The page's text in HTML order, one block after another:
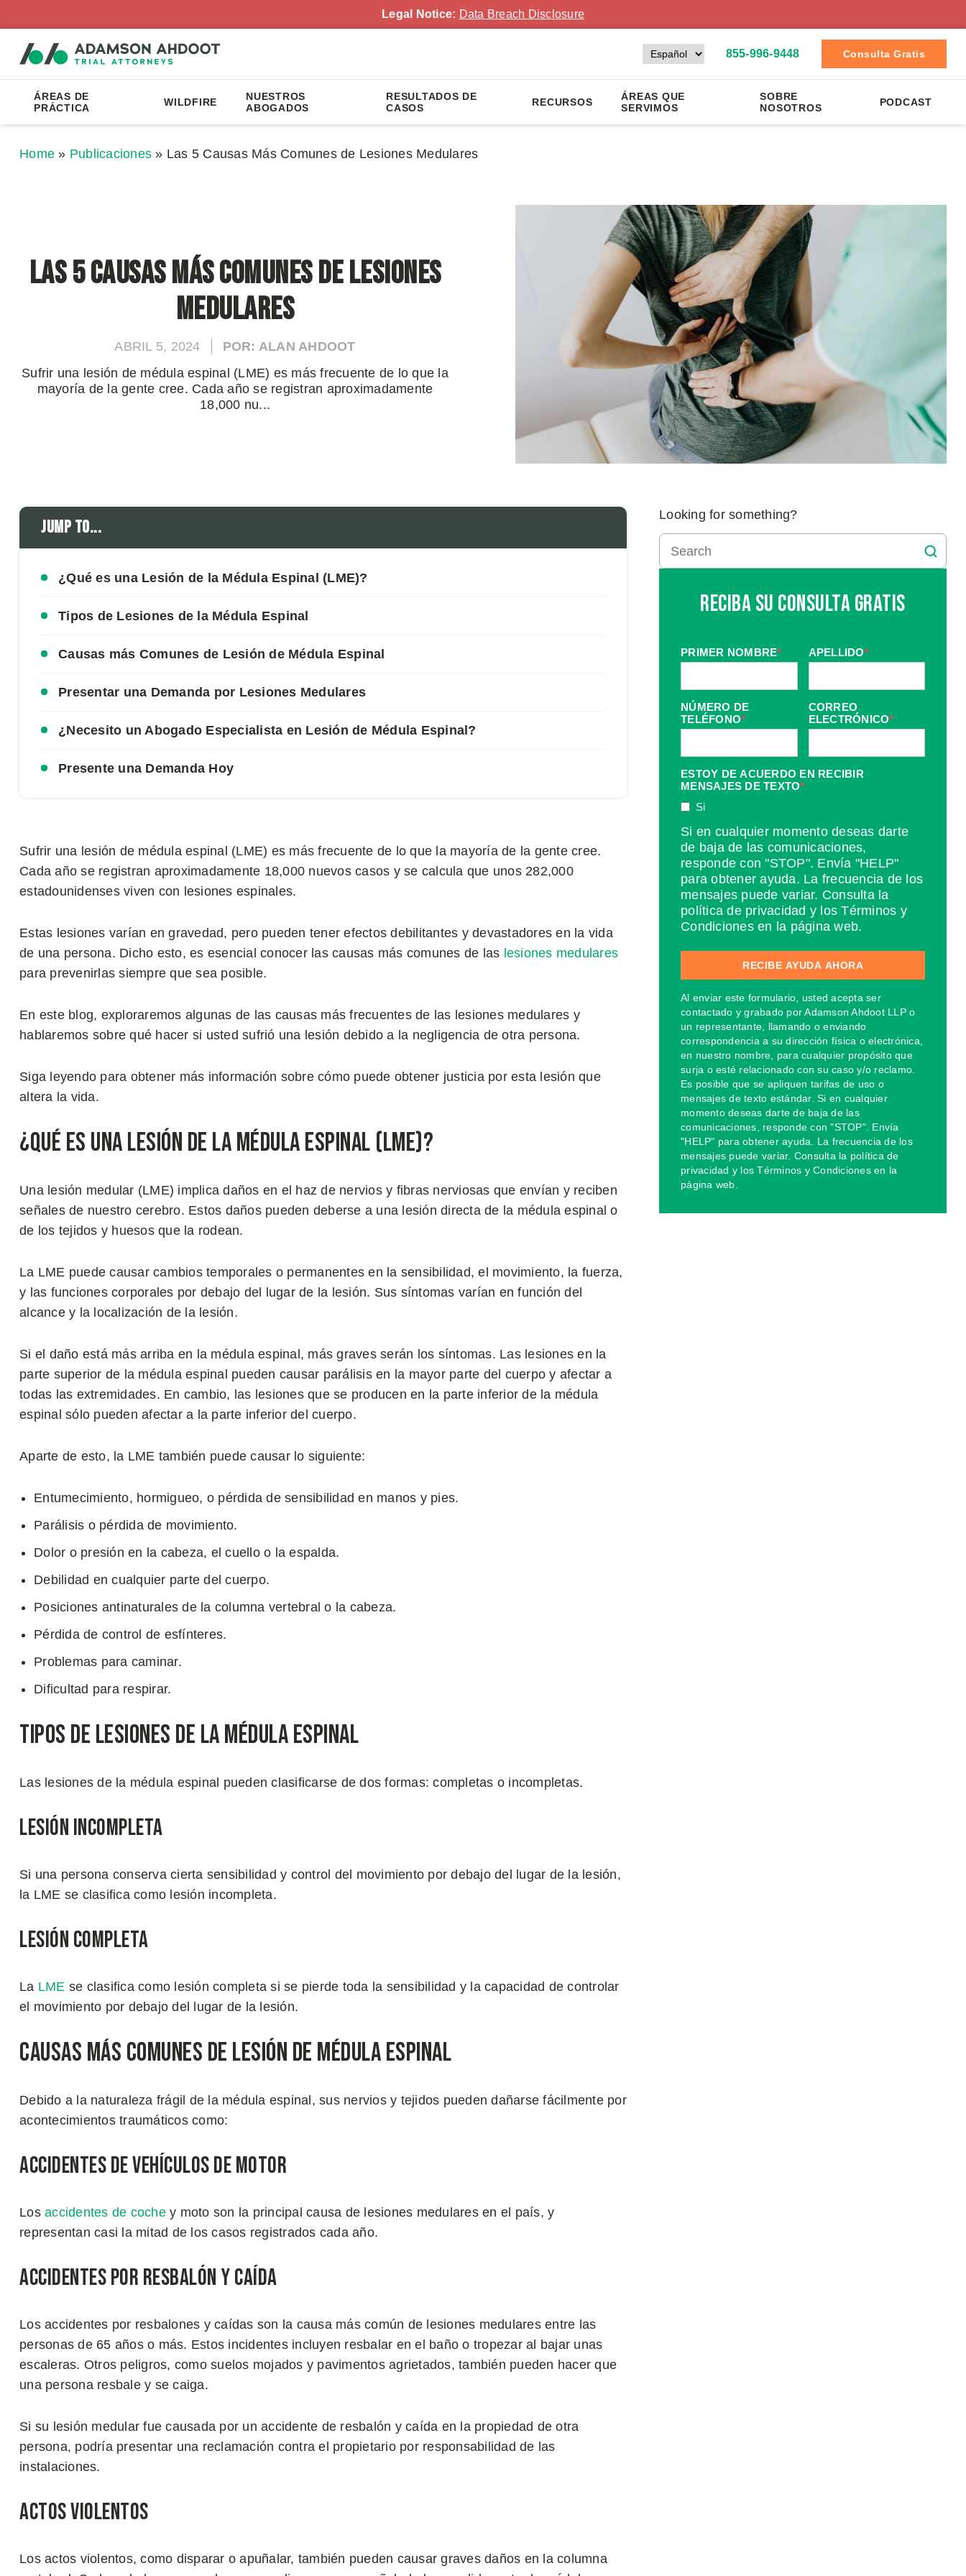
Legal Notice: Data Breach Disclosure
855-996-9448 Consulta Gratis
ÁREAS DE
PRÁCTICA
WILDFIRE
NUESTROS
ABOGADOS
RESULTADOS DE
CASOS
RECURSOS
ÁREAS QUE
SERVIMOS
SOBRE
NOSOTROS
PODCAST
Home » Publicaciones » Las 5 Causas Más Comunes de Lesiones Medulares
Las 5 Causas Más Comunes de Lesiones
Medulares
ABRIL 5, 2024
POR: ALAN AHDOOT
Sufrir una lesión de médula espinal (LME) es más frecuente de lo que la
mayoría de la gente cree. Cada año se registran aproximadamente
18,000 nu...
Jump to...
¿Qué es una Lesión de la Médula Espinal (LME)?
Tipos de Lesiones de la Médula Espinal
Causas más Comunes de Lesión de Médula Espinal
Presentar una Demanda por Lesiones Medulares
¿Necesito un Abogado Especialista en Lesión de Médula Espinal?
Presente una Demanda Hoy
Sufrir una lesión de médula espinal (LME) es más frecuente de lo que la mayoría de la gente cree.
Cada año se registran aproximadamente 18,000 nuevos casos y se calcula que unos 282,000
estadounidenses viven con lesiones espinales.
Estas lesiones varían en gravedad, pero pueden tener efectos debilitantes y devastadores en la vida
de una persona. Dicho esto, es esencial conocer las causas más comunes de las lesiones medulares
para prevenirlas siempre que sea posible.
En este blog, exploraremos algunas de las causas más frecuentes de las lesiones medulares y
hablaremos sobre qué hacer si usted sufrió una lesión debido a la negligencia de otra persona.
Siga leyendo para obtener más información sobre cómo puede obtener justicia por esta lesión que
altera la vida.
¿Qué es una Lesión de la Médula Espinal (LME)?
Una lesión medular (LME) implica daños en el haz de nervios y fibras nerviosas que envían y reciben
señales de nuestro cerebro. Estos daños pueden deberse a una lesión directa de la médula espinal o
de los tejidos y huesos que la rodean.
La LME puede causar cambios temporales o permanentes en la sensibilidad, el movimiento, la fuerza,
y las funciones corporales por debajo del lugar de la lesión. Sus síntomas varían en función del
alcance y la localización de la lesión.
Si el daño está más arriba en la médula espinal, más graves serán los síntomas. Las lesiones en la
parte superior de la médula espinal pueden causar parálisis en la mayor parte del cuerpo y afectar a
todas las extremidades. En cambio, las lesiones que se producen en la parte inferior de la médula
espinal sólo pueden afectar a la parte inferior del cuerpo.
Aparte de esto, la LME también puede causar lo siguiente:
Entumecimiento, hormigueo, o pérdida de sensibilidad en manos y pies.
Parálisis o pérdida de movimiento.
Dolor o presión en la cabeza, el cuello o la espalda.
Debilidad en cualquier parte del cuerpo.
Posiciones antinaturales de la columna vertebral o la cabeza.
Pérdida de control de esfínteres.
Problemas para caminar.
Dificultad para respirar.
Tipos de Lesiones de la Médula Espinal
Las lesiones de la médula espinal pueden clasificarse de dos formas: completas o incompletas.
Lesión Incompleta
Si una persona conserva cierta sensibilidad y control del movimiento por debajo del lugar de la lesión,
la LME se clasifica como lesión incompleta.
Lesión Completa
La LME se clasifica como lesión completa si se pierde toda la sensibilidad y la capacidad de controlar
el movimiento por debajo del lugar de la lesión.
Causas más Comunes de Lesión de Médula Espinal
Debido a la naturaleza frágil de la médula espinal, sus nervios y tejidos pueden dañarse fácilmente por
acontecimientos traumáticos como:
Accidentes de Vehículos de Motor
Los accidentes de cochey moto son la principal causa de lesiones medulares en el país, y
representan casi la mitad de los casos registrados cada año.
Accidentes por Resbalón y Caída
Los accidentes por resbalones y caídas son la causa más común de lesiones medulares entre las
personas de 65 años o más. Estos incidentes incluyen resbalar en el baño o tropezar al bajar unas
escaleras. Otros peligros, como suelos mojados y pavimentos agrietados, también pueden hacer que
una persona resbale y se caiga.
Si su lesión medular fue causada por un accidente de resbalón y caída en la propiedad de otra
persona, podría presentar una reclamación contra el propietario por responsabilidad de las
instalaciones.
Actos Violentos
Los actos violentos, como disparar o apuñalar, también pueden causar graves daños en la columna
Looking for something?
Reciba Su Consulta Gratis
PRIMER NOMBRE* APELLIDO*
NÚMERO DE
TELÉFONO*
CORREO
ELECTRÓNICO*
ESTOY DE ACUERDO EN RECIBIR
MENSAJES DE TEXTO*
Si
Si en cualquier momento deseas darte
de baja de las comunicaciones,
responde con "STOP". Envía "HELP"
para obtener ayuda. La frecuencia de los
mensajes puede variar. Consulta la
política de privacidad y los Términos y
Condiciones en la página web.
Al enviar este formulario, usted acepta ser
contactado y grabado por Adamson Ahdoot LLP o
un representante, llamando o enviando
correspondencia a su dirección física o electrónica,
en nuestro nombre, para cualquier propósito que
surja o esté relacionado con su caso y/o reclamo.
Es posible que se apliquen tarifas de uso o
mensajes de texto estándar. Si en cualquier
momento deseas darte de baja de las
comunicaciones, responde con "STOP". Envía
"HELP" para obtener ayuda. La frecuencia de los
mensajes puede variar. Consulta la política de
privacidad y los Términos y Condiciones en la
página web.